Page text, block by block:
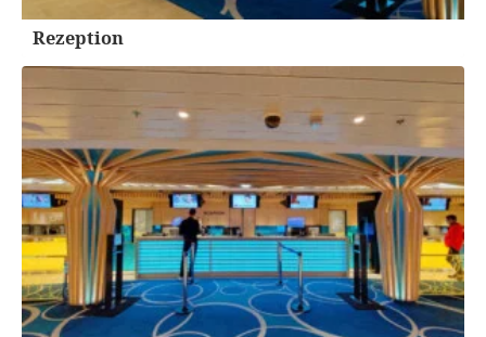
Rezeption